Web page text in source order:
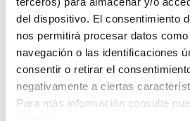
del dispositivo. El consentimiento
nos permitirá procesar datos
navegación o las identificaciones
consentir o retirar el
negativamente a ciertas
Para más información consulte
Click&Collect - Recogida gratis
en nuestras tiendas